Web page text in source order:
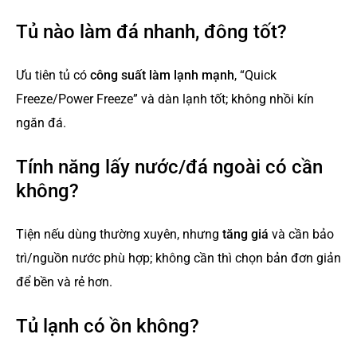
Tủ nào làm đá nhanh, đông tốt?
Ưu tiên tủ có công suất làm lạnh mạnh, “Quick
Freeze/Power Freeze” và dàn lạnh tốt; không nhồi kín
ngăn đá.
Tính năng lấy nước/đá ngoài có cần
không?
Tiện nếu dùng thường xuyên, nhưng tăng giá và cần bảo
trì/nguồn nước phù hợp; không cần thì chọn bản đơn giản
để bền và rẻ hơn.
Tủ lạnh có ồn không?